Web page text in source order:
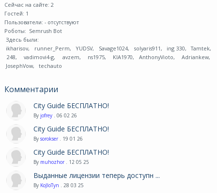
Сейчас на сайте: 2
Гостей: 1
Пользователи: - отсутствуют
Роботы: Semrush Bot
Здесь были:
ikharisov, runner_Perm, YUDSV, Savage1024, solyaris911 , ing 330, Tamtek,
248, vadimovi4-g, avzem, ns1975, KIA1970, AnthonyVioto, Adriankew,
JosephVow, techauto
Комментарии
City Guide БЕСПЛАТНО!
By jofrey . 06 02 26
City Guide БЕСПЛАТНО!
By sorokser . 19 01 26
City Guide БЕСПЛАТНО!
By muhozhor . 12 05 25
Выданные лицензии теперь доступн ...
By KoJIoTyn . 28 03 25